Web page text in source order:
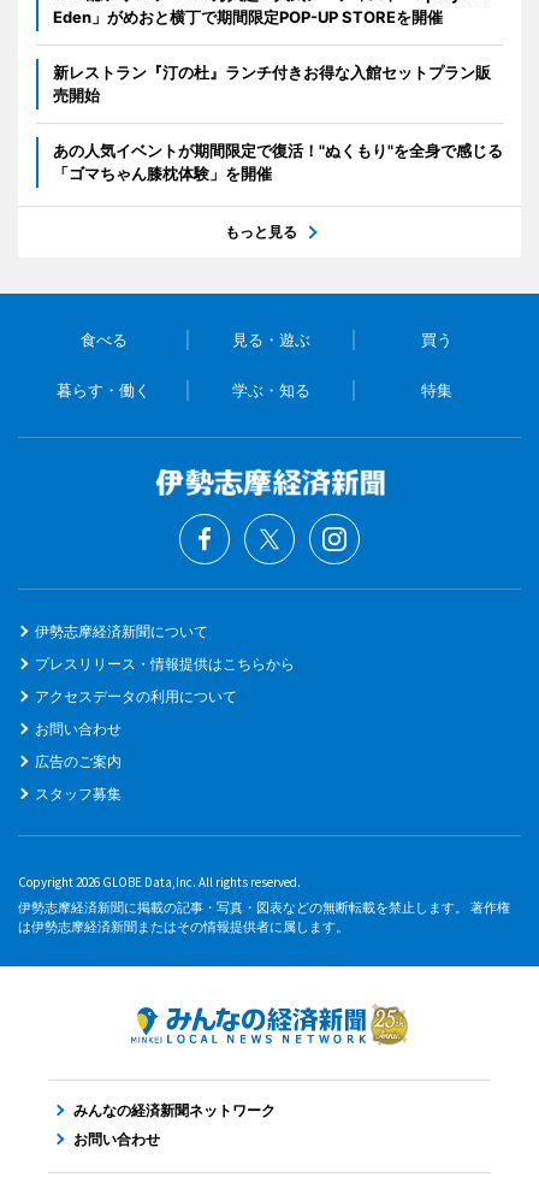
Eden」がめおと横丁で期間限定POP-UP STOREを開催
新レストラン『汀の杜』ランチ付きお得な入館セットプラン販
売開始
あの人気イベントが期間限定で復活！"ぬくもり"を全身で感じる
「ゴマちゃん膝枕体験」を開催
もっと見る
食べる 見る・遊ぶ 買う
暮らす・働く 学ぶ・知る 特集
伊勢志摩経済新聞について
プレスリリース・情報提供はこちらから
アクセスデータの利用について
お問い合わせ
広告のご案内
スタッフ募集
Copyright 2026 GLOBE Data,Inc. All rights reserved.
伊勢志摩経済新聞に掲載の記事・写真・図表などの無断転載を禁止します。 著作権
は伊勢志摩経済新聞またはその情報提供者に属します。
みんなの経済新聞ネットワーク
お問い合わせ